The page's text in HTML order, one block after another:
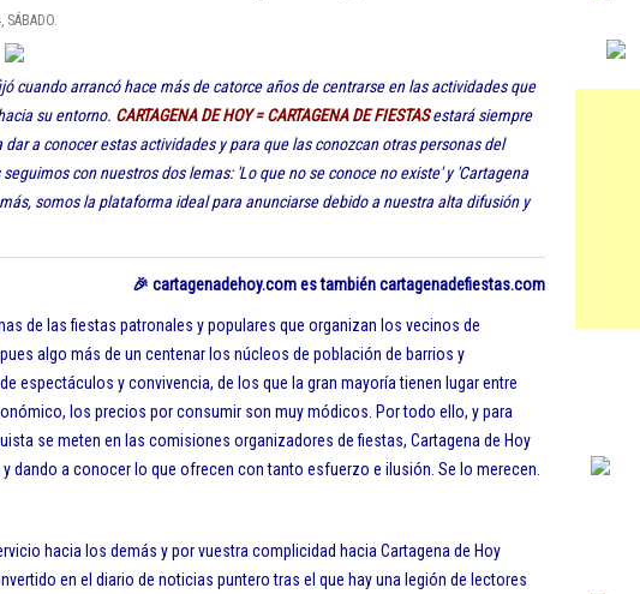
cuando arrancó hace más de catorce años de centrarse en las actividades que
su entorno. CARTAGENA DE HOY = CARTAGENA DE FIESTAS estará siempre
a conocer estas actividades y para que las conozcan otras personas del
con nuestros dos lemas: 'Lo que no se conoce no existe' y 'Cartagena
somos la plataforma ideal para anunciarse debido a nuestra alta difusión y
🎉 cartagenadehoy.com es también cartagenadefiestas.com
de las fiestas patronales y populares que organizan los vecinos de
algo más de un centenar los núcleos de población de barrios y
espectáculos y convivencia, de los que la gran mayoría tienen lugar entre
los precios por consumir son muy módicos. Por todo ello, y para
se meten en las comisiones organizadores de fiestas, Cartagena de Hoy
dando a conocer lo que ofrecen con tanto esfuerzo e ilusión. Se lo merecen.
hacia los demás y por vuestra complicidad hacia Cartagena de Hoy
en el diario de noticias puntero tras el que hay una legión de lectores